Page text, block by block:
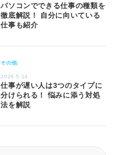
パソコンでできる仕事の種類を
徹底解説！ 自分に向いている
仕事も紹介
その他
2026.5.14
仕事が遅い人は3つのタイプに
分けられる！ 悩みに添う対処
法を解説